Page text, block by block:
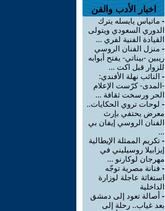
اخبار الأدب والفن
- ماتياس يايسله يترك
الدوري السعودي ويتولى
القيادة الفنية لفري ...
- منزل الفنان الروسي
ريبين -بيناتي- يفتح أبوابه
للزوار قبل اكت ...
- النائب نهلة الأفندي:
-المدى- كرّست الإعلام
الحر ورسخت ثقافة ...
- لوحات تروي الحكايات..
معرض يحتفي بإرث
الفنان الروسي إيفان بي
...
- تكريم الممثلة الإيطالية
إيزابيلا روسيليني في
مهرجان لوكارنو ...
- فنانة مصرية توجّه
استغاثة عاجلة لوزارة
الداخلية
- أصالة تعود إلى دمشق
بعد غياب.. رحلة إلى